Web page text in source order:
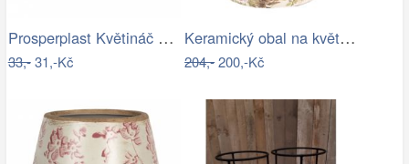
Prosperplast Květináč Coubi Square s…
33,-31,-Kč
Keramický obal na květináč s lučními…
204,-200,-Kč